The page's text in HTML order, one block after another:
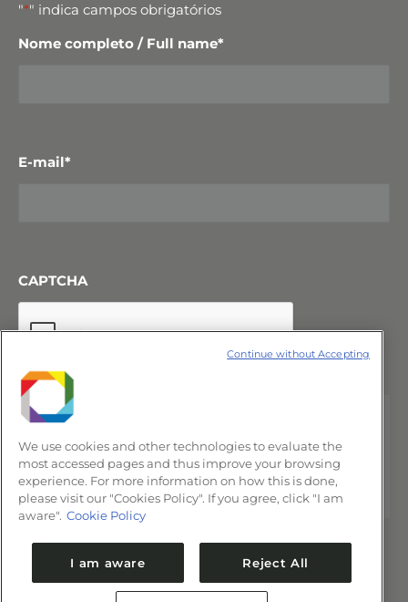
"*" indica campos obrigatórios
Nome completo / Full name*
E-mail*
CAPTCHA
We use cookies and other technologies to evaluate the
most accessed pages and thus improve your browsing
experience. For more information on how this is done,
please visit our "Cookies Policy". If you agree, click "I am
aware". Cookie Policy
I am aware Reject All
Continue without Accepting